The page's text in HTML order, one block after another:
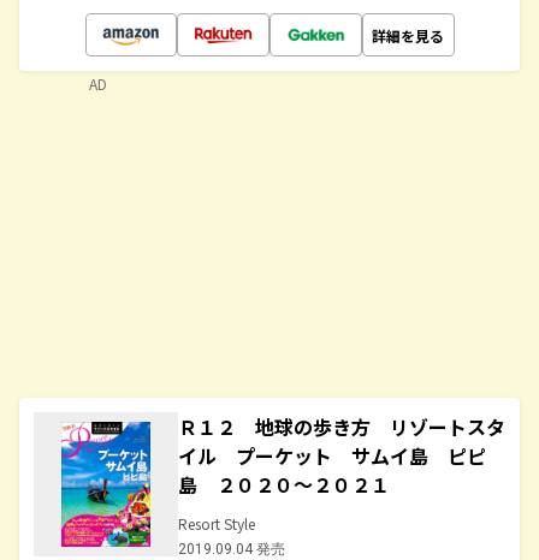
詳細を見る
Ｒ１２ 地球の歩き方 リゾートスタ
イル プーケット サムイ島 ピピ
島 ２０２０～２０２１
Resort Style
2019.09.04 発売
AD